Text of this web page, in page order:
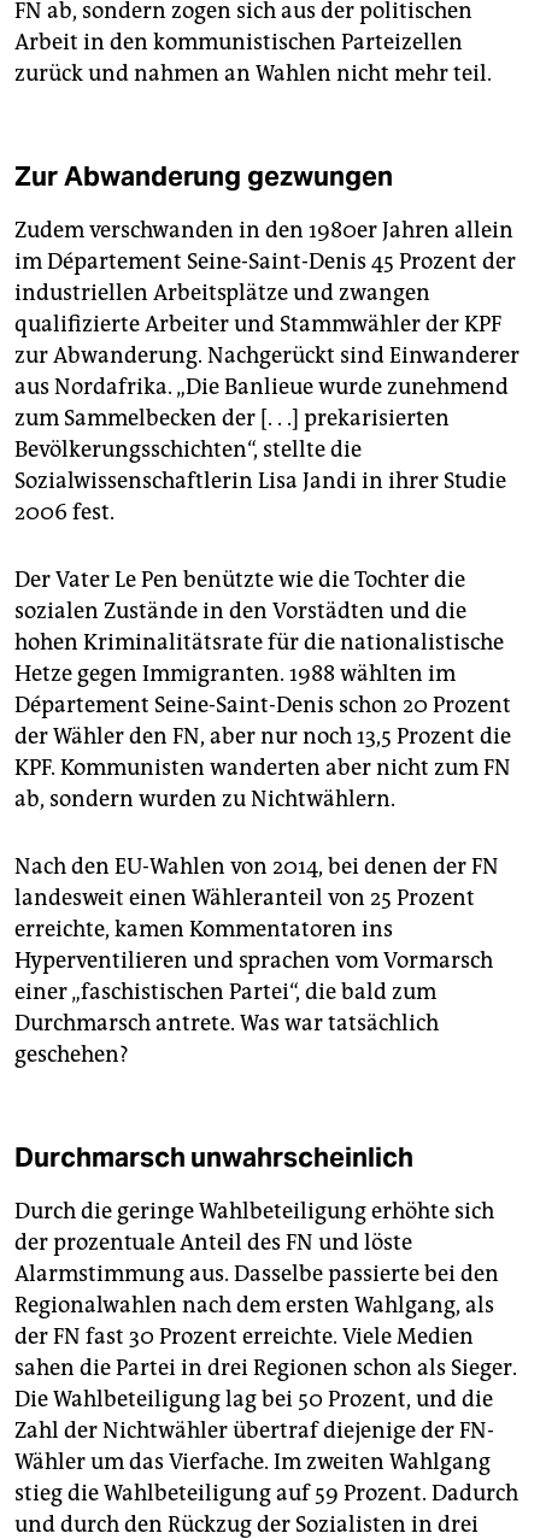
FN ab, sondern zogen sich aus der politischen
Arbeit in den kommunistischen Parteizellen
zurück und nahmen an Wahlen nicht mehr teil.
Zur Abwanderung gezwungen
Zudem verschwanden in den 1980er Jahren allein
im Département Seine-Saint-Denis 45 Prozent der
industriellen Arbeitsplätze und zwangen
qualifizierte Arbeiter und Stammwähler der KPF
zur Abwanderung. Nachgerückt sind Einwanderer
aus Nordafrika. „Die Banlieue wurde zunehmend
zum Sammelbecken der [. . .] prekarisierten
Bevölkerungsschichten“, stellte die
Sozialwissenschaftlerin Lisa Jandi in ihrer Studie
2006 fest.
Der Vater Le Pen benützte wie die Tochter die
sozialen Zustände in den Vorstädten und die
hohen Kriminalitätsrate für die nationalistische
Hetze gegen Immigranten. 1988 wählten im
Département Seine-Saint-Denis schon 20 Prozent
der Wähler den FN, aber nur noch 13,5 Prozent die
KPF. Kommunisten wanderten aber nicht zum FN
ab, sondern wurden zu Nichtwählern.
Nach den EU-Wahlen von 2014, bei denen der FN
landesweit einen Wähleranteil von 25 Prozent
erreichte, kamen Kommentatoren ins
Hyperventilieren und sprachen vom Vormarsch
einer „faschistischen Partei“, die bald zum
Durchmarsch antrete. Was war tatsächlich
geschehen?
Durchmarsch unwahrscheinlich
Durch die geringe Wahlbeteiligung erhöhte sich
der prozentuale Anteil des FN und löste
Alarmstimmung aus. Dasselbe passierte bei den
Regionalwahlen nach dem ersten Wahlgang, als
der FN fast 30 Prozent erreichte. Viele Medien
sahen die Partei in drei Regionen schon als Sieger.
Die Wahlbeteiligung lag bei 50 Prozent, und die
Zahl der Nichtwähler übertraf diejenige der FN-
Wähler um das Vierfache. Im zweiten Wahlgang
stieg die Wahlbeteiligung auf 59 Prozent. Dadurch
und durch den Rückzug der Sozialisten in drei